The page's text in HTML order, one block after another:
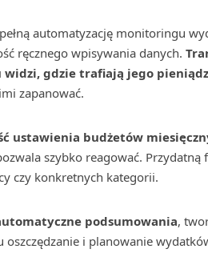
automatyzację monitoringu
ręcznego wpisywania danych.
gdzie trafiają jego
zapanować.
ustawienia budżetów
szybko reagować.
czy konkretnych kategorii.
podsumowania,
i planowanie